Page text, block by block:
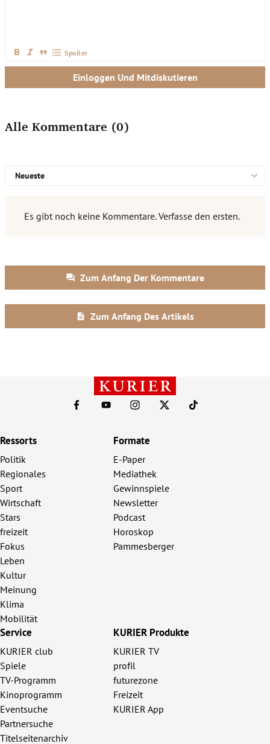
Ressorts
Politik
Regionales
Sport
Wirtschaft
Stars
freizeit
Fokus
Leben
Kultur
Meinung
Klima
Mobilität
Formate
E-Paper
Mediathek
Gewinnspiele
Newsletter
Podcast
Horoskop
Pammesberger
Service
KURIER club
Spiele
TV-Programm
Kinoprogramm
Eventsuche
Partnersuche
Titelseitenarchiv
KURIER Produkte
KURIER TV
profil
futurezone
Freizeit
KURIER App